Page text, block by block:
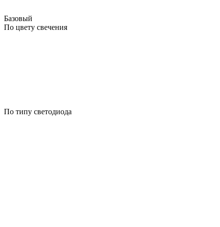
Базовый
По цвету свечения
По типу светодиода